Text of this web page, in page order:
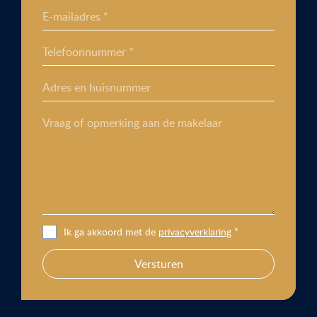
E-mailadres *
Telefoonnummer *
Adres en huisnummer
Vraag of opmerking aan de makelaar
Ik ga akkoord met de privacyverklaring *
Versturen